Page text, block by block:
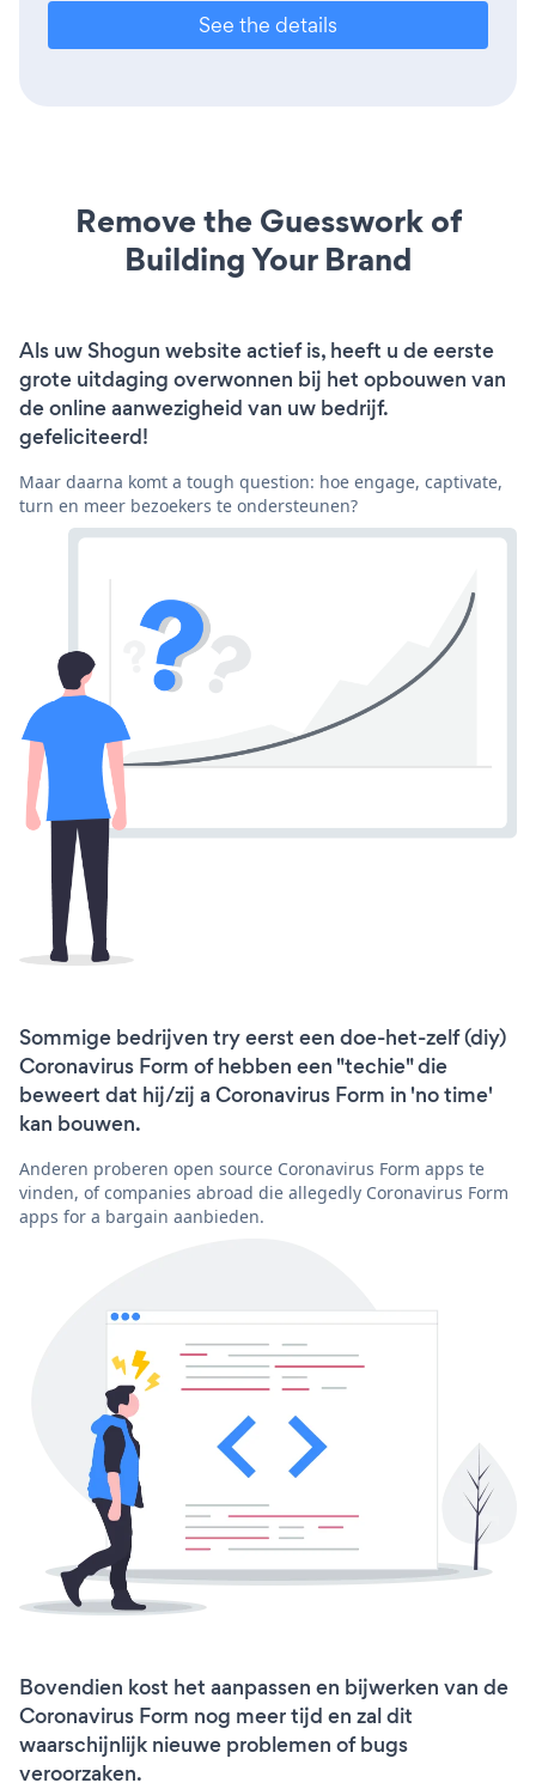
See the details
Remove the Guesswork of
Building Your Brand
Als uw Shogun website actief is, heeft u de eerste
grote uitdaging overwonnen bij het opbouwen van
de online aanwezigheid van uw bedrijf.
gefeliciteerd!
Maar daarna komt a tough question: hoe engage, captivate,
turn en meer bezoekers te ondersteunen?
Sommige bedrijven try eerst een doe-het-zelf (diy)
Coronavirus Form of hebben een "techie" die
beweert dat hij/zij a Coronavirus Form in 'no time'
kan bouwen.
Anderen proberen open source Coronavirus Form apps te
vinden, of companies abroad die allegedly Coronavirus Form
apps for a bargain aanbieden.
Bovendien kost het aanpassen en bijwerken van de
Coronavirus Form nog meer tijd en zal dit
waarschijnlijk nieuwe problemen of bugs
veroorzaken.